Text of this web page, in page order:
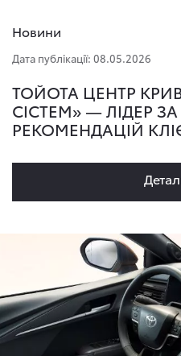
Новини
Дата публікації: 08.05.2026
ТОЙОТА ЦЕНТР
СІСТЕМ» — ЛІДЕР
РЕКОМЕНДАЦІЙ